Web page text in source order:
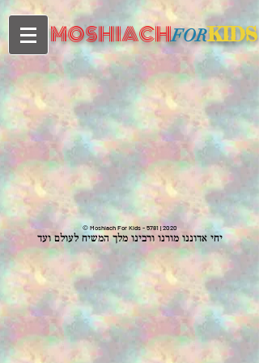
MOSHIACHFORKIDS
©Moshiach For Kids - 5781 | 2020
יחי אדוננו מורנו ורבינו מלך המשיח לעולם ועד